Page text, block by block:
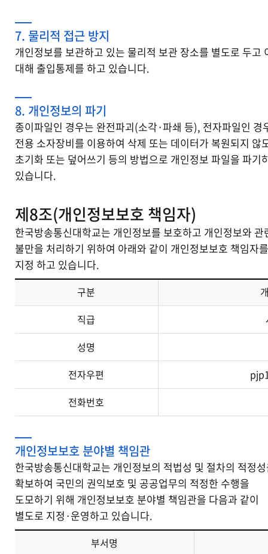
7. 물리적 접근 방지
개인정보를 보관하고 있는 물리적 보관 장소를 별도로 두고
대해 출입통제를 하고 있습니다.
8. 개인정보의 파기
종이파일인 경우는 완전파괴(소각·파쇄 등), 전자파일인 경
전용 소자장비를 이용하여 삭제 또는 데이터가 복원되지 않
초기화 또는 덮어쓰기 등의 방법으로 개인정보 파일을 파기
있습니다.
제8조(개인정보보호 책임자)
한국방송통신대학교는 개인정보를 보호하고 개인정보와 관
불만을 처리하기 위하여 아래와 같이 개인정보보호 책임자를
지정 하고 있습니다.
구분
직급
성명
전자우편
전화번호
개인정보보호 분야별 책임관
한국방송통신대학교는 개인정보의 적법성 및 절차의 적정
확보하여 국민의 권익보호 및 공공업무의 적정한 수행을
도모하기 위해 개인정보보호 분야별 책임관을 다음과 같이
별도로 지정·운영하고 있습니다.
부서명